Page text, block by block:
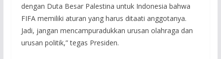
dengan Duta Besar Palestina untuk Indonesia bahwa
FIFA memiliki aturan yang harus ditaati anggotanya.
Jadi, jangan mencampuradukkan urusan olahraga dan
urusan politik,” tegas Presiden.